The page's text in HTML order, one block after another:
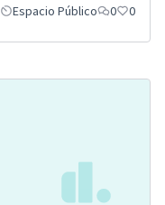
Espacio Público 0 0